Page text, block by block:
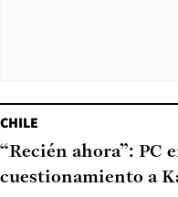
CHILE
“Recién ahora”: PC
cuestionamiento a